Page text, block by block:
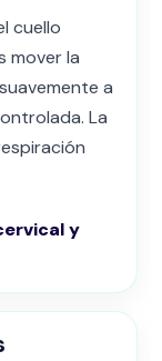
cuello
mover la
a
La
y